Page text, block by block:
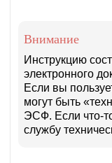
Внимание
Инструкцию
электронного
Если вы
могут быть
ЭСФ. Если что-
службу